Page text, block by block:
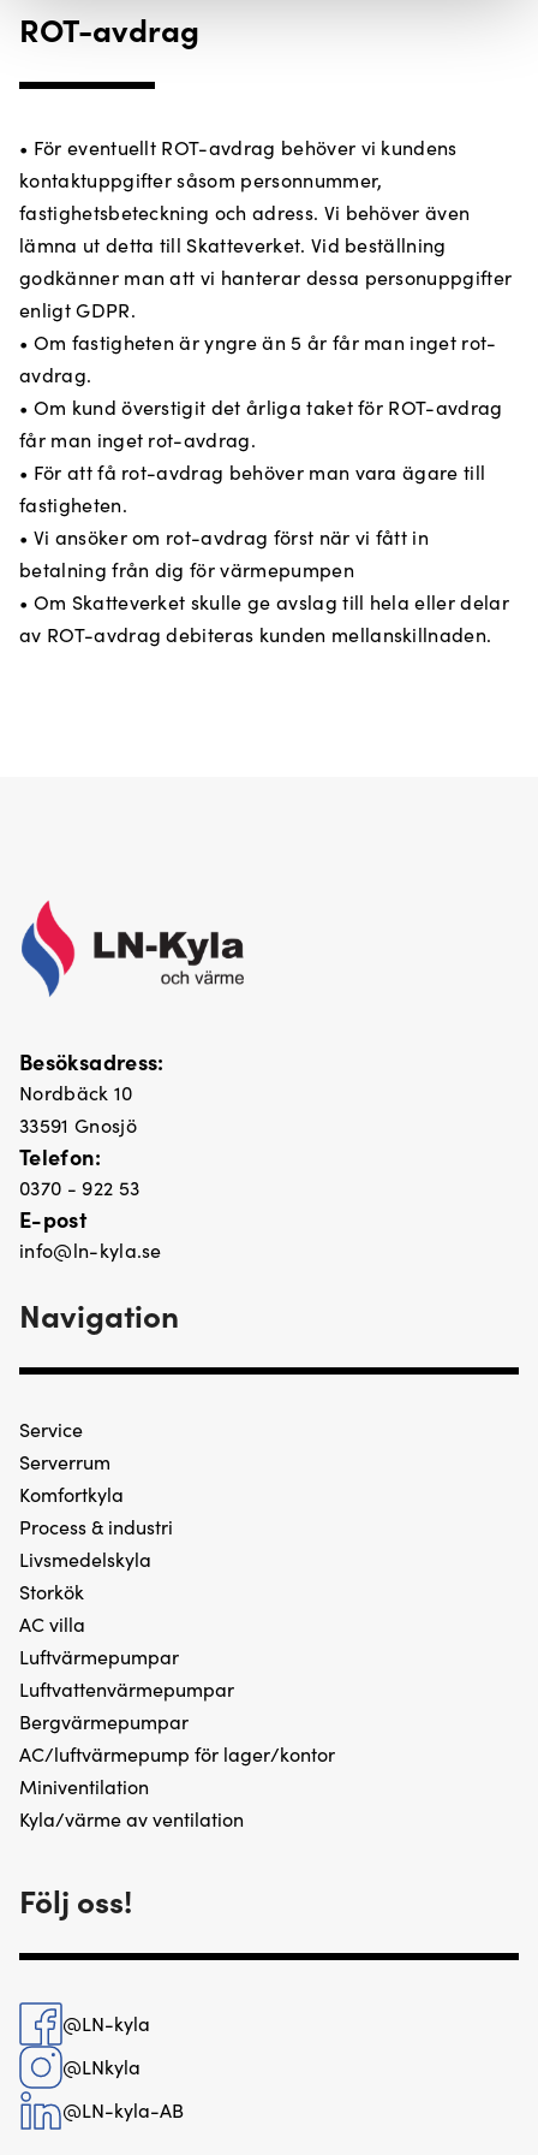
ROT-avdrag
• För eventuellt ROT-avdrag behöver vi kundens
kontaktuppgifter såsom personnummer,
fastighetsbeteckning och adress. Vi behöver även
lämna ut detta till Skatteverket. Vid beställning
godkänner man att vi hanterar dessa personuppgifter
enligt GDPR.
• Om fastigheten är yngre än 5 år får man inget rot-
avdrag.
• Om kund överstigit det årliga taket för ROT-avdrag
får man inget rot-avdrag.
• För att få rot-avdrag behöver man vara ägare till
fastigheten.
• Vi ansöker om rot-avdrag först när vi fått in
betalning från dig för värmepumpen
• Om Skatteverket skulle ge avslag till hela eller delar
av ROT-avdrag debiteras kunden mellanskillnaden.
Besöksadress:
Nordbäck 10
33591 Gnosjö
Telefon:
0370 - 922 53
E-post
info@ln-kyla.se
Navigation
Service
Serverrum
Komfortkyla
Process & industri
Livsmedelskyla
Storkök
AC villa
Luftvärmepumpar
Luftvattenvärmepumpar
Bergvärmepumpar
AC/luftvärmepump för lager/kontor
Miniventilation
Kyla/värme av ventilation
Följ oss!
@LN-kyla
@LNkyla
@LN-kyla-AB